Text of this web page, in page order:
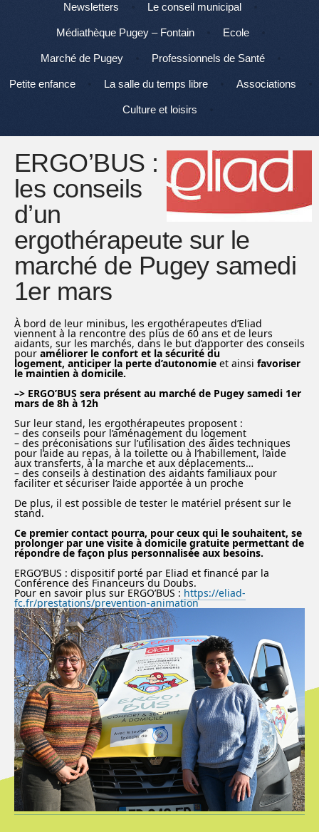
Newsletters Le conseil municipal
Médiathèque Pugey – Fontain Ecole
Marché de Pugey Professionnels de Santé
Petite enfance La salle du temps libre Associations
Culture et loisirs
ERGO’BUS :
les conseils
d’un
ergothérapeute sur le
marché de Pugey samedi
1er mars
À bord de leur minibus, les ergothérapeutes d’Eliad
viennent à la rencontre des plus de 60 ans et de leurs
aidants, sur les marchés, dans le but d’apporter des conseils
pour améliorer le confort et la sécurité du
logement, anticiper la perte d’autonomie et ainsi favoriser
le maintien à domicile.
–> ERGO’BUS sera présent au marché de Pugey samedi 1er
mars de 8h à 12h
Sur leur stand, les ergothérapeutes proposent :
– des conseils pour l’aménagement du logement
– des préconisations sur l’utilisation des aides techniques
pour l’aide au repas, à la toilette ou à l’habillement, l’aide
aux transferts, à la marche et aux déplacements…
– des conseils à destination des aidants familiaux pour
faciliter et sécuriser l’aide apportée à un proche
De plus, il est possible de tester le matériel présent sur le
stand.
Ce premier contact pourra, pour ceux qui le souhaitent, se
prolonger par une visite à domicile gratuite permettant de
répondre de façon plus personnalisée aux besoins.
ERGO’BUS : dispositif porté par Eliad et financé par la
Conférence des Financeurs du Doubs.
Pour en savoir plus sur ERGO’BUS : https://eliad-
fc.fr/prestations/prevention-animation